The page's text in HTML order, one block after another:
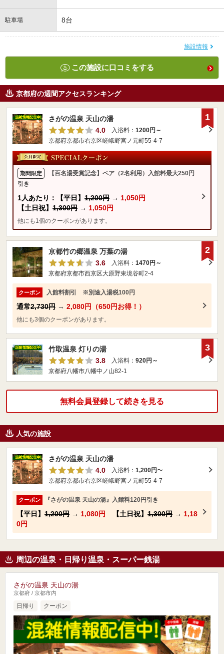
駐車場 8台
施設情報
この施設に口コミをする
京都府の週間アクセスランキング
さがの温泉 天山の湯
4.0
入浴料： 1200円～
京都府京都市右京区嵯峨野宮ノ元町55-4-7
期間限定
【百名湯受賞記念】ペア（2名利用）入館料最大250円
引き
1人あたり：【平日】 1,200円 → 1,050円
【土日祝】 1,300円 → 1,050円
他にも1個のクーポンがあります。
1
京都竹の郷温泉 万葉の湯
3.6
入浴料： 1470円～
京都府京都市西京区大原野東境谷町2-4
クーポン 入館料割引 ※別途入湯税100円
通常2,730円 → 2,080円（650円お得！）
他にも3個のクーポンがあります。
2
竹取温泉 灯りの湯
3.8
入浴料： 920円～
京都府八幡市八幡中ノ山82-1
3
無料会員登録して続きを見る
人気の施設
さがの温泉 天山の湯
4.0
入浴料： 1,200円〜
京都府京都市右京区嵯峨野宮ノ元町55-4-7
クーポン 『さがの温泉 天山の湯』入館料120円引き
【平日】 1,200円 → 1,080円 【土日祝】 1,300円 → 1,18
0円
周辺の温泉・日帰り温泉・スーパー銭湯
さがの温泉 天山の湯
京都府 / 京都市内
日帰り クーポン